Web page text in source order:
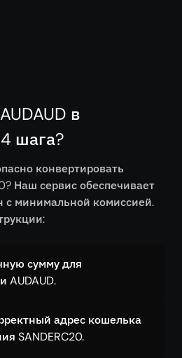
в
шага?
конвертировать
Наш сервис обеспечивает
минимальной комиссией.
сумму для
AUDAUD.
адрес кошелька
SANDERC20.